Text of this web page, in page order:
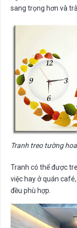
sang trọng hơn và
Tranh treo tường
Tranh có thể được
việc hay ở quán
đều phù hợp.